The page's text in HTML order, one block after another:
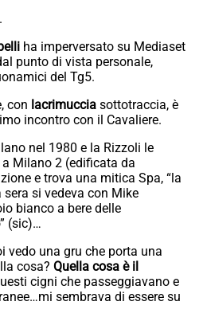
ha imperversato su Mediaset
punto di vista personale,
del Tg5.
con lacrimuccia sottotraccia, è
incontro con il Cavaliere.
nel 1980 e la Rizzoli le
Milano 2 (edificata da
e trova una mitica Spa, “la
si vedeva con Mike
bianco a bere delle
(sic)…
vedo una gru che porta una
cosa? Quella cosa è il
cigni che passeggiavano e
sembrava di essere su